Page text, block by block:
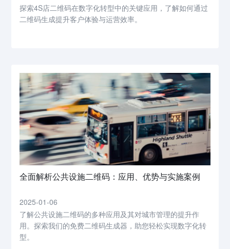
探索4S店二维码在数字化转型中的关键应用，了解如何通过
二维码生成提升客户体验与运营效率。
全面解析公共设施二维码：应用、优势与实施案例
2025-01-06
了解公共设施二维码的多种应用及其对城市管理的提升作
用。探索我们的免费二维码生成器，助您轻松实现数字化转
型。